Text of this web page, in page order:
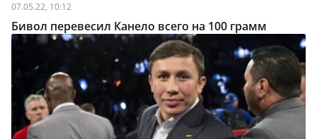
07.05.22, 10:12
Бивол перевесил Канело всего на 100 грамм